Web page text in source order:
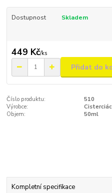
Dostupnost Skladem
449 Kč/ks
Přidat do
Číslo produktu:
510
Výrobce:
Objem:
50ml
Kompletní specifikace